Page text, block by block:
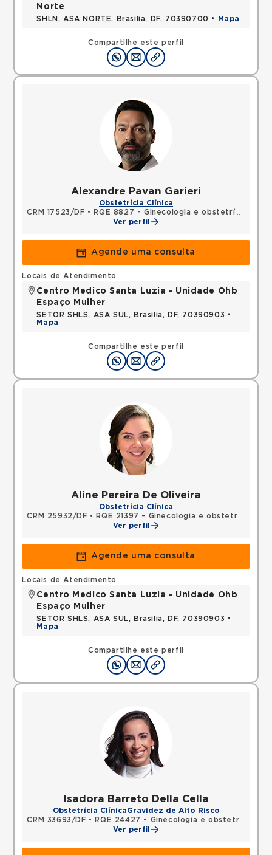
Compartilhe este perfil
Norte
SHLN, ASA NORTE, Brasilia, DF, 70390700 • Mapa
Alexandre Pavan Garieri
Obstetrícia Clínica
CRM 17523/DF •
RQE 8827 - Ginecologia e obstetrícia
Ver perfil
Agende uma consulta
Compartilhe este perfil
Locais de Atendimento
Centro Medico Santa Luzia - Unidade Ohb
Espaço Mulher
SETOR SHLS, ASA SUL, Brasilia, DF, 70390903 •
Mapa
Aline Pereira De Oliveira
Obstetrícia Clínica
CRM 25932/DF •
RQE 21397 - Ginecologia e obstetrícia
Ver perfil
Agende uma consulta
Compartilhe este perfil
Locais de Atendimento
Centro Medico Santa Luzia - Unidade Ohb
Espaço Mulher
SETOR SHLS, ASA SUL, Brasilia, DF, 70390903 •
Mapa
Isadora Barreto Della Cella
Obstetrícia ClínicaGravidez de Alto Risco
CRM 33693/DF •
RQE 24427 - Ginecologia e obstetrícia
Ver perfil